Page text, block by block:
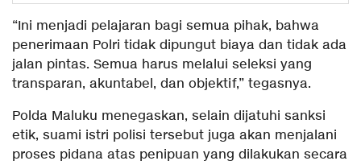
“Ini menjadi pelajaran bagi semua pihak, bahwa
penerimaan Polri tidak dipungut biaya dan tidak ada
jalan pintas. Semua harus melalui seleksi yang
transparan, akuntabel, dan objektif,” tegasnya.
Polda Maluku menegaskan, selain dijatuhi sanksi
etik, suami istri polisi tersebut juga akan menjalani
proses pidana atas penipuan yang dilakukan secara